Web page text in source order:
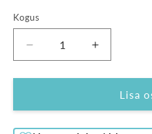
Kogus
Vähenda
Mõmmik
jõulupuhkusel.
esimene
Suurenda
Mõmmik
Minu
esimene
Lisa